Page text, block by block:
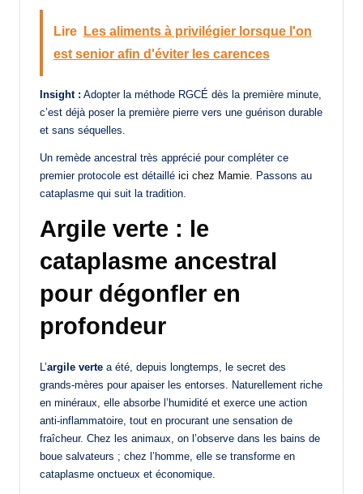
Lire
Les aliments à privilégier lorsque l'on
est senior afin d'éviter les carences
Insight : Adopter la méthode RGCÉ dès la première minute,
c’est déjà poser la première pierre vers une guérison durable
et sans séquelles.
Un remède ancestral très apprécié pour compléter ce
premier protocole est détaillé ici chez Mamie. Passons au
cataplasme qui suit la tradition.
Argile verte : le
cataplasme ancestral
pour dégonfler en
profondeur
L’argile verte a été, depuis longtemps, le secret des
grands-mères pour apaiser les entorses. Naturellement riche
en minéraux, elle absorbe l’humidité et exerce une action
anti-inflammatoire, tout en procurant une sensation de
fraîcheur. Chez les animaux, on l’observe dans les bains de
boue salvateurs ; chez l’homme, elle se transforme en
cataplasme onctueux et économique.